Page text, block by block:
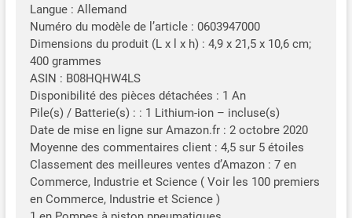
Langue : Allemand
Numéro du modèle de l’article : 0603947000
Dimensions du produit (L x l x h) : 4,9 x 21,5 x 10,6 cm;
400 grammes
ASIN : B08HQHW4LS
Disponibilité des pièces détachées : 1 An
Pile(s) / Batterie(s) : : 1 Lithium-ion – incluse(s)
Date de mise en ligne sur Amazon.fr : 2 octobre 2020
Moyenne des commentaires client : 4,5 sur 5 étoiles
Classement des meilleures ventes d’Amazon : 7 en
Commerce, Industrie et Science ( Voir les 100 premiers
en Commerce, Industrie et Science )